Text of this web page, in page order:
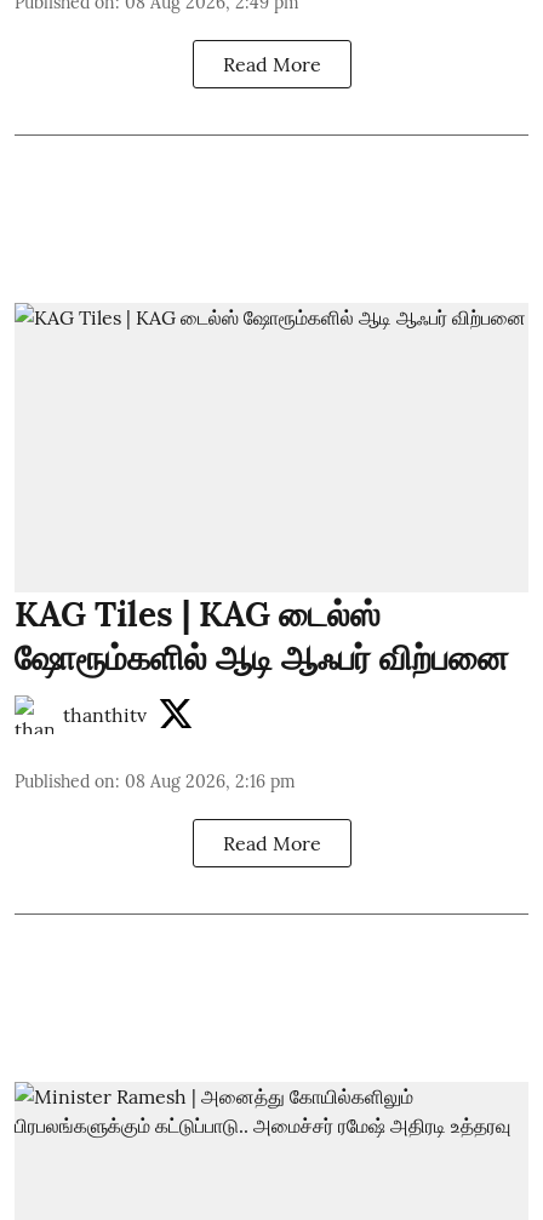
Read More
KAG Tiles | KAG டைல்ஸ்
ஷோரூம்களில் ஆடி ஆஃபர் விற்பனை
thanthitv
Published on: 08 Aug 2026, 2:16 pm
Read More